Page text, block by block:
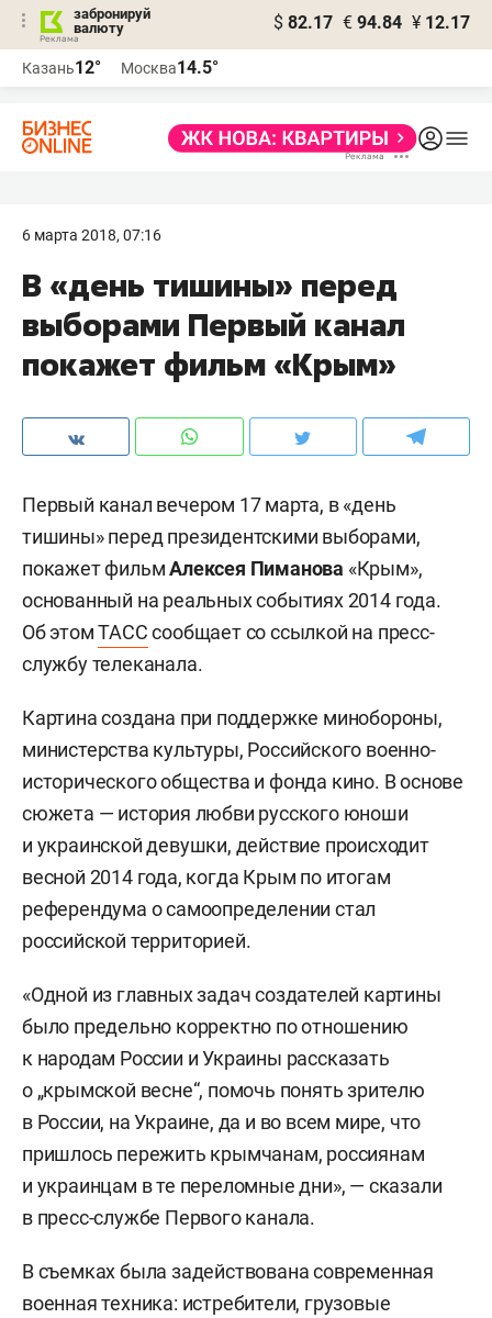
забронируй
валюту
$ 82.17 € 94.84 ¥ 12.17
Казань12° Москва14.5°
6 марта 2018, 07:16
В «день тишины» перед
выборами Первый канал
покажет фильм «Крым»
Первый канал вечером 17 марта, в «день
тишины» перед президентскими выборами,
покажет фильмАлексея Пиманова «Крым»,
основанный на реальных событиях 2014 года.
Об этомТАССсообщает со ссылкой на пресс-
службу телеканала.
Картина создана при поддержке минобороны,
министерства культуры, Российского военно-
исторического общества и фонда кино. В основе
сюжета — история любви русского юноши
и украинской девушки, действие происходит
весной 2014 года, когда Крым по итогам
референдума о самоопределении стал
российской территорией.
«Одной из главных задач создателей картины
было предельно корректно по отношению
к народам России и Украины рассказать
о „крымской весне“, помочь понять зрителю
в России, на Украине, да и во всем мире, что
пришлось пережить крымчанам, россиянам
и украинцам в те переломные дни», — сказали
в пресс-службе Первого канала.
В съемках была задействована современная
военная техника: истребители, грузовые